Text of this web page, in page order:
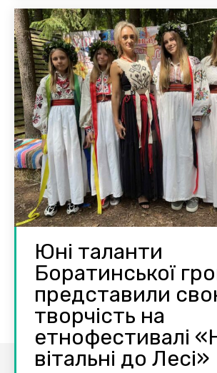
Юні таланти
Боратинської
представили
творчість на
етнофестивалі
вітальні до Лесі»